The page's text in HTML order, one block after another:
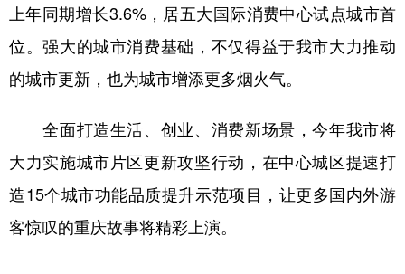
上年同期增长3.6%，居五大国际消费中心试点城市首
位。强大的城市消费基础，不仅得益于我市大力推动
的城市更新，也为城市增添更多烟火气。
全面打造生活、创业、消费新场景，今年我市将
大力实施城市片区更新攻坚行动，在中心城区提速打
造15个城市功能品质提升示范项目，让更多国内外游
客惊叹的重庆故事将精彩上演。